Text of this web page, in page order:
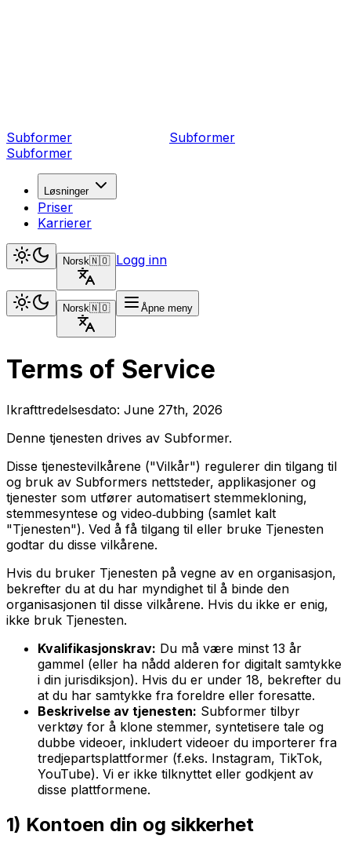
Subformer Subformer
Subformer
Løsninger
Priser
Karrierer
Norsk🇳🇴 Logg inn
Norsk🇳🇴 Åpne meny
Terms of Service
Ikrafttredelsesdato: June 27th, 2026
Denne tjenesten drives av Subformer.
Disse tjenestevilkårene ("Vilkår") regulerer din tilgang til
og bruk av Subformers nettsteder, applikasjoner og
tjenester som utfører automatisert stemmekloning,
stemmesyntese og video‑dubbing (samlet kalt
"Tjenesten"). Ved å få tilgang til eller bruke Tjenesten
godtar du disse vilkårene.
Hvis du bruker Tjenesten på vegne av en organisasjon,
bekrefter du at du har myndighet til å binde den
organisasjonen til disse vilkårene. Hvis du ikke er enig,
ikke bruk Tjenesten.
Kvalifikasjonskrav: Du må være minst 13 år
gammel (eller ha nådd alderen for digitalt samtykke
i din jurisdiksjon). Hvis du er under 18, bekrefter du
at du har samtykke fra foreldre eller foresatte.
Beskrivelse av tjenesten: Subformer tilbyr
verktøy for å klone stemmer, syntetisere tale og
dubbe videoer, inkludert videoer du importerer fra
tredjepartsplattformer (f.eks. Instagram, TikTok,
YouTube). Vi er ikke tilknyttet eller godkjent av
disse plattformene.
1) Kontoen din og sikkerhet